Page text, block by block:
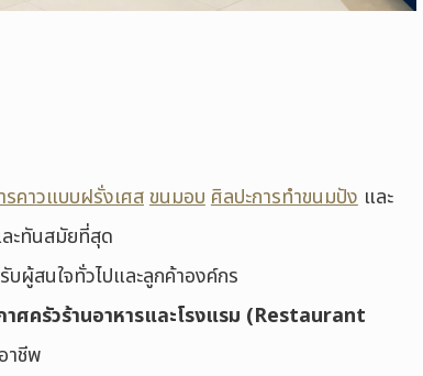
รคาวแบบฝรั่งเศสขนมอบศิลปะการทำขนมปังและ
ะทันสมัยที่สุด
บผู้สนใจทั่วไปและลูกค้าองค์กร
ศครัวร้านอาหารและโรงแรม (Restaurant
าชีพ